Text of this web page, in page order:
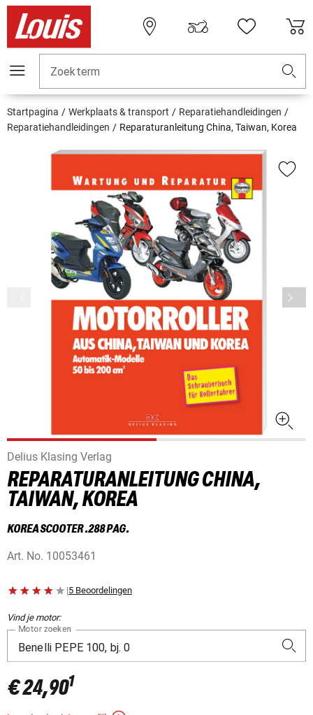
Zoekterm
Startpagina Werkplaats & transport
Reparatiehandleidingen
Reparatiehandleidingen
Reparaturanleitung China, Taiwan, Korea
Delius Klasing Verlag
REPARATURANLEITUNG CHINA,
TAIWAN, KOREA
KOREA SCOOTER .288 PAG.
Art. No. 10053461
|5 Beoordelingen
Vind je motor:
Motor zoeken
€ 24,901